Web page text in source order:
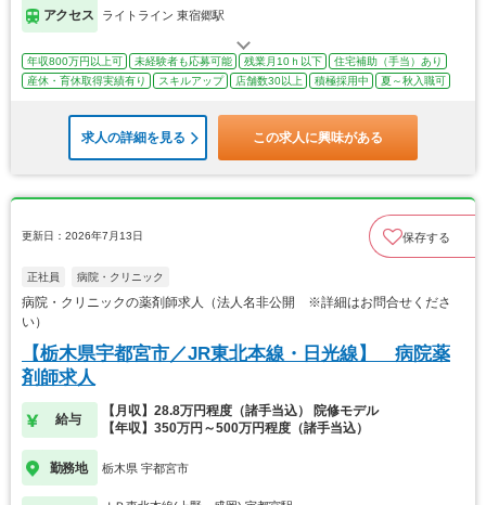
アクセス ライトライン 東宿郷駅
年収800万円以上可 未経験者も応募可能 残業月10ｈ以下
住宅補助（手当）あり
産休・育休取得実績有り
スキルアップ 店舗数30以上 積極採用中 夏～秋入職可
求人の詳細を見る この求人に興味がある
更新日：2026年7月13日 保存する
正社員 病院・クリニック
病院・クリニックの薬剤師求人（法人名非公開 ※詳細はお問合せくださ
い）
【栃木県宇都宮市／JR東北本線・日光線】 病院薬
剤師求人
給与
【月収】28.8万円程度（諸手当込） 院修モデル
【年収】350万円～500万円程度（諸手当込）
勤務地 栃木県 宇都宮市